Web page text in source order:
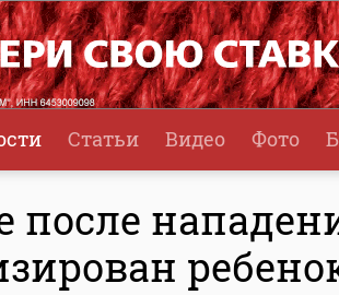
Статьи Видео Фото
после